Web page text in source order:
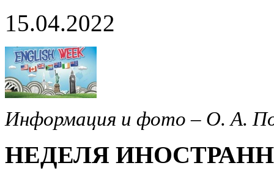
15.04.2022
Информация и фото – О. А.
НЕДЕЛЯ